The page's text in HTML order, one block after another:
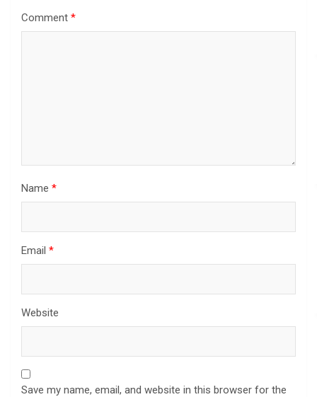
Comment *
Name *
Email *
Website
Save my name, email, and website in this browser for the